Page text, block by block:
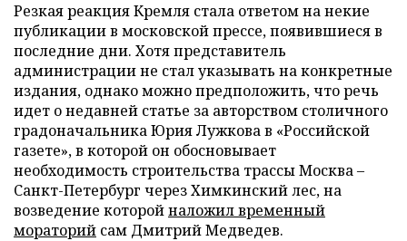
Резкая реакция Кремля стала ответом на некие
публикации в московской прессе, появившиеся в
последние дни. Хотя представитель
администрации не стал указывать на конкретные
издания, однако можно предположить, что речь
идет о недавней статье за авторством столичного
градоначальника Юрия Лужкова в «Российской
газете», в которой он обосновывает
необходимость строительства трассы Москва –
Санкт-Петербург через Химкинский лес, на
возведение которойналожил временный
мораторий сам Дмитрий Медведев.